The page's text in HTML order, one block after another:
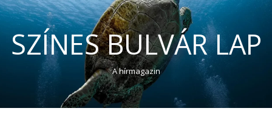
SZÍNES BULVÁR LAP
A hírmagazin